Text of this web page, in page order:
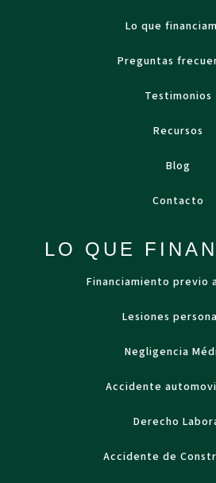
Lo que
Preguntas
Testimonios
Recursos
Blog
Contacto
LO QUE
Financiamiento previo
Lesiones
Negligencia
Accidente
Derecho
Accidente de